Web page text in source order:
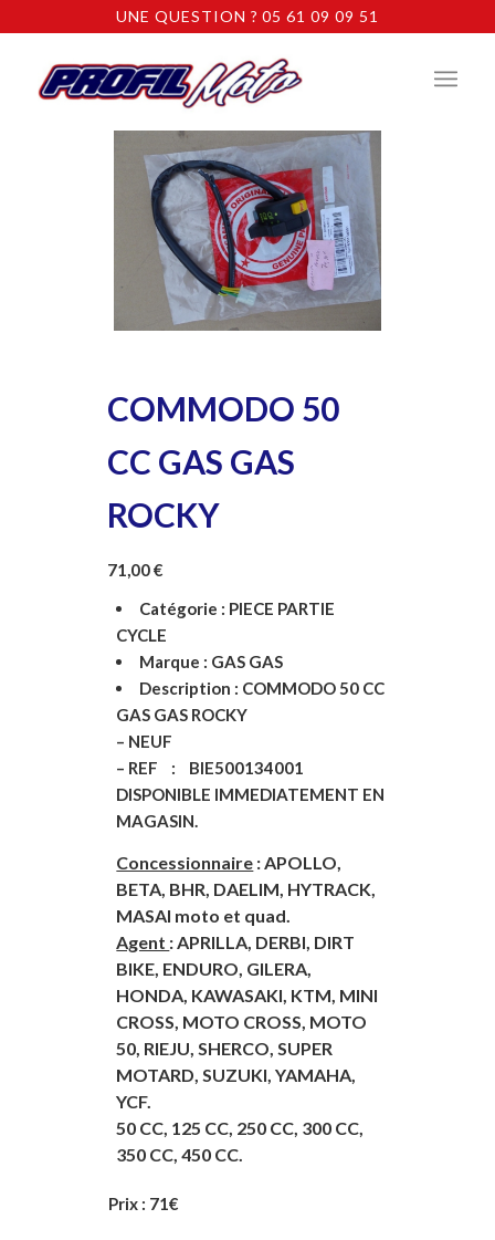
UNE QUESTION ? 05 61 09 09 51
COMMODO 50
CC GAS GAS
ROCKY
71,00€
Catégorie : PIECE PARTIE
CYCLE
Marque : GAS GAS
Description : COMMODO 50 CC
GAS GAS ROCKY
– NEUF
– REF : BIE500134001
DISPONIBLE IMMEDIATEMENT EN
MAGASIN.
Concessionnaire : APOLLO,
BETA, BHR, DAELIM, HYTRACK,
MASAI moto et quad.
Agent : APRILLA, DERBI, DIRT
BIKE, ENDURO, GILERA,
HONDA, KAWASAKI, KTM, MINI
CROSS, MOTO CROSS, MOTO
50, RIEJU, SHERCO, SUPER
MOTARD, SUZUKI, YAMAHA,
YCF.
50 CC, 125 CC, 250 CC, 300 CC,
350 CC, 450 CC.
Prix : 71€